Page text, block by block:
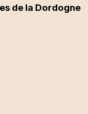
de la Dordogne